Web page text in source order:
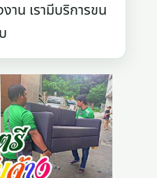
าน เรามีบริการขน